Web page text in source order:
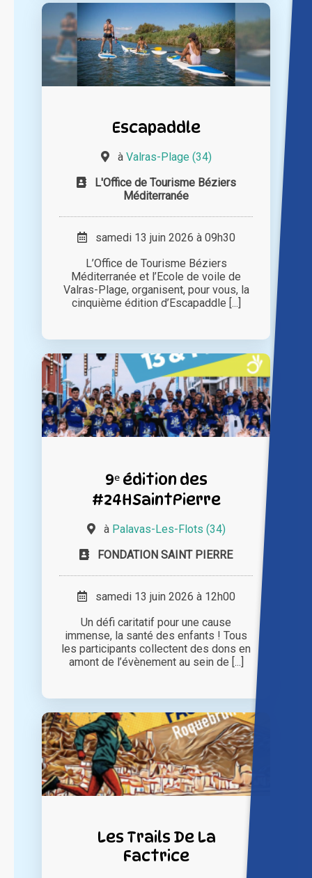
Escapaddle
à Valras-Plage (34)
L'Office de Tourisme Béziers
Méditerranée
samedi 13 juin 2026 à 09h30
L’Office de Tourisme Béziers
Méditerranée et l’Ecole de voile de
Valras-Plage, organisent, pour vous, la
cinquième édition d’Escapaddle [...]
9ᵉ édition des
#24HSaintPierre
à Palavas-Les-Flots (34)
FONDATION SAINT PIERRE
samedi 13 juin 2026 à 12h00
Un défi caritatif pour une cause
immense, la santé des enfants ! Tous
les participants collectent des dons en
amont de l’évènement au sein de [...]
Les Trails De La
Factrice